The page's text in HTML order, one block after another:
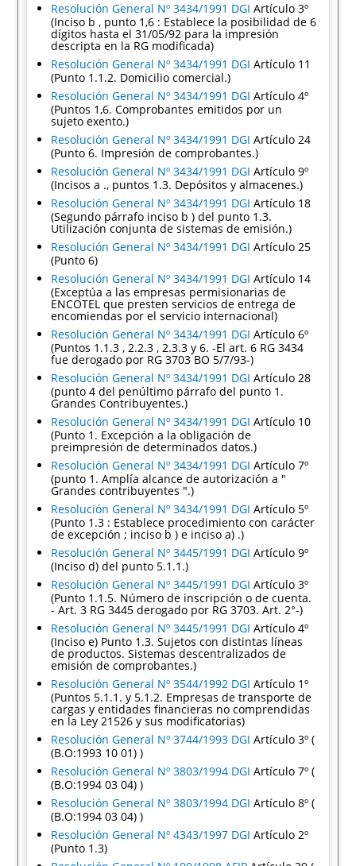
Resolución General Nº 3434/1991 DGI Artículo 3º
(Inciso b , punto 1,6 : Establece la posibilidad de 6
dígitos hasta el 31/05/92 para la impresión
descripta en la RG modificada)
Resolución General Nº 3434/1991 DGI Artículo 11
(Punto 1.1.2. Domicilio comercial.)
Resolución General Nº 3434/1991 DGI Artículo 4º
(Puntos 1,6. Comprobantes emitidos por un
sujeto exento.)
Resolución General Nº 3434/1991 DGI Artículo 24
(Punto 6. Impresión de comprobantes.)
Resolución General Nº 3434/1991 DGI Artículo 9º
(Incisos a ., puntos 1.3. Depósitos y almacenes.)
Resolución General Nº 3434/1991 DGI Artículo 18
(Segundo párrafo inciso b ) del punto 1.3.
Utilización conjunta de sistemas de emisión.)
Resolución General Nº 3434/1991 DGI Artículo 25
(Punto 6)
Resolución General Nº 3434/1991 DGI Artículo 14
(Exceptúa a las empresas permisionarias de
ENCOTEL que presten servicios de entrega de
encomiendas por el servicio internacional)
Resolución General Nº 3434/1991 DGI Artículo 6º
(Puntos 1.1.3 , 2.2.3 , 2.3.3 y 6. -El art. 6 RG 3434
fue derogado por RG 3703 BO 5/7/93-)
Resolución General Nº 3434/1991 DGI Artículo 28
(punto 4 del penúltimo párrafo del punto 1.
Grandes Contribuyentes.)
Resolución General Nº 3434/1991 DGI Artículo 10
(Punto 1. Excepción a la obligación de
preimpresión de determinados datos.)
Resolución General Nº 3434/1991 DGI Artículo 7º
(punto 1. Amplía alcance de autorización a "
Grandes contribuyentes ".)
Resolución General Nº 3434/1991 DGI Artículo 5º
(Punto 1.3 : Establece procedimiento con carácter
de excepción ; inciso b ) e inciso a) .)
Resolución General Nº 3445/1991 DGI Artículo 9º
(Inciso d) del punto 5.1.1.)
Resolución General Nº 3445/1991 DGI Artículo 3º
(Punto 1.1.5. Número de inscripción o de cuenta.
- Art. 3 RG 3445 derogado por RG 3703. Art. 2°-)
Resolución General Nº 3445/1991 DGI Artículo 4º
(Inciso e) Punto 1.3. Sujetos con distintas líneas
de productos. Sistemas descentralizados de
emisión de comprobantes.)
Resolución General Nº 3544/1992 DGI Artículo 1º
(Puntos 5.1.1. y 5.1.2. Empresas de transporte de
cargas y entidades financieras no comprendidas
en la Ley 21526 y sus modificatorias)
Resolución General Nº 3744/1993 DGI Artículo 3º (
(B.O:1993 10 01) )
Resolución General Nº 3803/1994 DGI Artículo 7º (
(B.O:1994 03 04) )
Resolución General Nº 3803/1994 DGI Artículo 8º (
(B.O:1994 03 04) )
Resolución General Nº 4343/1997 DGI Artículo 2º
(Punto 1.3)